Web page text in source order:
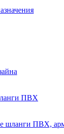
ПВХ
шланги ПВХ,